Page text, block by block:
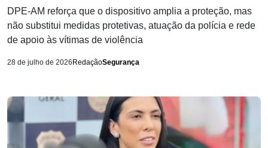
DPE-AM reforça que o dispositivo amplia a proteção, mas
não substitui medidas protetivas, atuação da polícia e rede
de apoio às vítimas de violência
28 de julho de 2026 RedaçãoSegurança